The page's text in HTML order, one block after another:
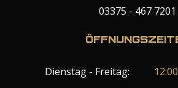
03375 - 467 7201
Dienstag - Freitag: